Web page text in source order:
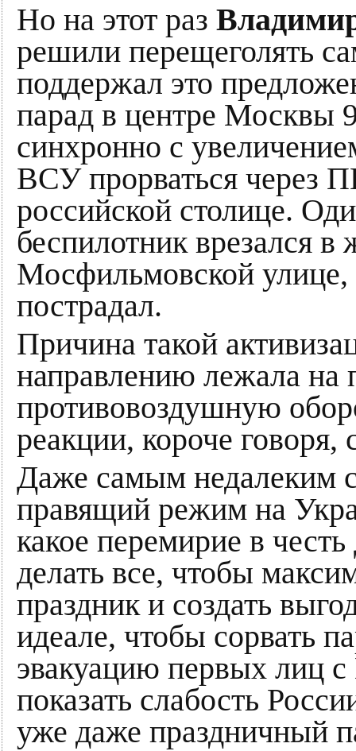
Но на этот раз
решили перещеголять
поддержал это
парад в центре Москвы
синхронно с
ВСУ прорваться через
российской столице.
беспилотник врезался
Мосфильмовской улице,
пострадал.
Причина такой
направлению лежала
противовоздушную
реакции, короче говоря,
Даже самым недалеким
правящий режим на
какое перемирие в
делать все, чтобы
праздник и создать
идеале, чтобы сорвать
эвакуацию первых лиц
показать слабость
уже даже праздничный